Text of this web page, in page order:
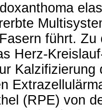
führt.
Herz-
Kalzifizierung
(RPE) von